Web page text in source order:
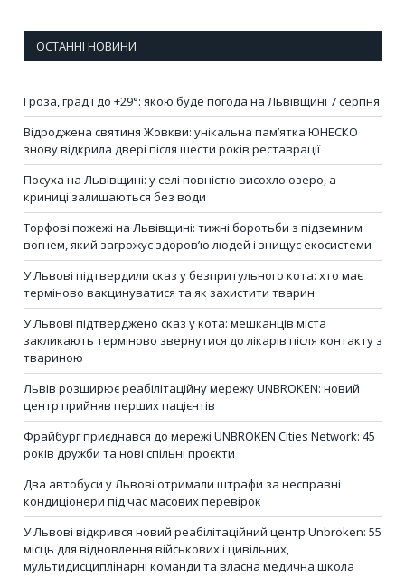
ОСТАННІ НОВИНИ
Гроза, град і до +29°: якою буде погода на Львівщині 7 серпня
Відроджена святиня Жовкви: унікальна пам’ятка ЮНЕСКО
знову відкрила двері після шести років реставрації
Посуха на Львівщині: у селі повністю висохло озеро, а
криниці залишаються без води
Торфові пожежі на Львівщині: тижні боротьби з підземним
вогнем, який загрожує здоров’ю людей і знищує екосистеми
У Львові підтвердили сказ у безпритульного кота: хто має
терміново вакцинуватися та як захистити тварин
У Львові підтверджено сказ у кота: мешканців міста
закликають терміново звернутися до лікарів після контакту з
твариною
Львів розширює реабілітаційну мережу UNBROKEN: новий
центр прийняв перших пацієнтів
Фрайбург приєднався до мережі UNBROKEN Cities Network: 45
років дружби та нові спільні проєкти
Два автобуси у Львові отримали штрафи за несправні
кондиціонери під час масових перевірок
У Львові відкрився новий реабілітаційний центр Unbroken: 55
місць для відновлення військових і цивільних,
мультидисциплінарні команди та власна медична школа